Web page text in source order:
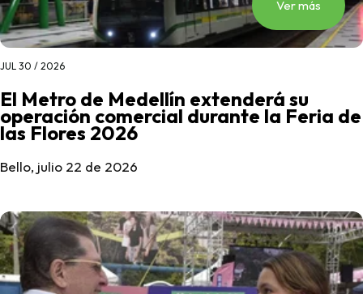
Ver más
JUL 30 / 2026
El Metro de Medellín extenderá su
operación comercial durante la Feria de
las Flores 2026
Bello, julio 22 de 2026